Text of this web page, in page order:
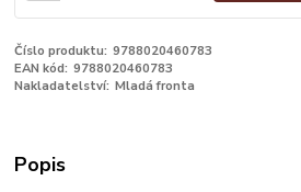
Číslo produktu: 9788020460783
EAN kód: 9788020460783
Nakladatelství: Mladá fronta
Popis